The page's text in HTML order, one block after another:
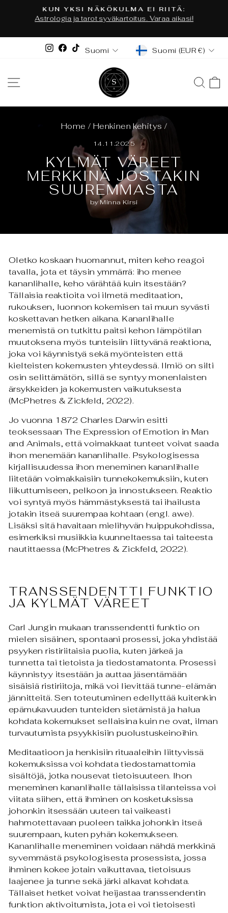
sisältöön
Keskeytä
KUN YKSI NÄKÖKULMA EI RIITÄ:
Astrologia ja tarot syväkartoitus. Varaa aikasi!
Instagram
Facebook
TikTok
KIELI
Suomi VALUUTTA
Suomi (EUR €)
Home / Henkinen kehitys /
14.11.2025
KYLMÄT VÄREET
MERKKINÄ JOSTAKIN
SUUREMMASTA
by Minna Kirsi
Oletko koskaan huomannut, miten keho reagoi
tavalla, jota et täysin ymmärrä: iho menee
kananlihalle, keho värähtää kuin itsestään?
Tällaisia reaktioita voi ilmetä meditaation,
rukouksen, luonnon kokemisen tai muun syvästi
koskettavan hetken aikana. Kananlihalle
menemistä on tutkittu paitsi kehon lämpötilan
muutoksena myös tunteisiin liittyvänä reaktiona,
joka voi käynnistyä sekä myönteisten että
kielteisten kokemusten yhteydessä. Ilmiö on silti
osin selittämätön, sillä se syntyy monenlaisten
ärsykkeiden ja kokemusten vaikutuksesta
(McPhetres & Zickfeld, 2022).
Jo vuonna 1872 Charles Darwin esitti
teoksessaan The Expression of Emotion in Man
and Animals, että voimakkaat tunteet voivat saada
ihon menemään kananlihalle. Psykologisessa
kirjallisuudessa ihon meneminen kananlihalle
liitetään voimakkaisiin tunnekokemuksiin, kuten
liikuttumiseen, pelkoon ja innostukseen. Reaktio
voi syntyä myös hämmästyksestä tai ihailusta
jotakin itseä suurempaa kohtaan (engl. awe).
Lisäksi sitä havaitaan mielihyvän huippukohdissa,
esimerkiksi musiikkia kuunneltaessa tai taiteesta
nautittaessa (McPhetres & Zickfeld, 2022).
TRANSSENDENTTI FUNKTIO
JA KYLMÄT VÄREET
Carl Jungin mukaan transsendentti funktio on
mielen sisäinen, spontaani prosessi, joka yhdistää
psyyken ristiriitaisia puolia, kuten järkeä ja
tunnetta tai tietoista ja tiedostamatonta. Prosessi
käynnistyy itsestään ja auttaa jäsentämään
sisäisiä ristiriitoja, mikä voi lievittää tunne-elämän
jännitteitä. Sen toteutuminen edellyttää kuitenkin
epämukavuuden tunteiden sietämistä ja halua
kohdata kokemukset sellaisina kuin ne ovat, ilman
turvautumista psyykkisiin puolustuskeinoihin.
Meditaatioon ja henkisiin rituaaleihin liittyvissä
kokemuksissa voi kohdata tiedostamattomia
sisältöjä, jotka nousevat tietoisuuteen. Ihon
meneminen kananlihalle tällaisissa tilanteissa voi
viitata siihen, että ihminen on kosketuksissa
johonkin itsessään uuteen tai vaikeasti
hahmotettavaan puoleen taikka johonkin itseä
suurempaan, kuten pyhän kokemukseen.
Kananlihalle meneminen voidaan nähdä merkkinä
syvemmästä psykologisesta prosessista, jossa
ihminen kokee jotain vaikuttavaa, tietoisuus
laajenee ja tunne sekä järki alkavat kohdata.
Tällaiset hetket voivat heijastaa transsendentin
funktion aktivoitumista, jota ei voi tietoisesti